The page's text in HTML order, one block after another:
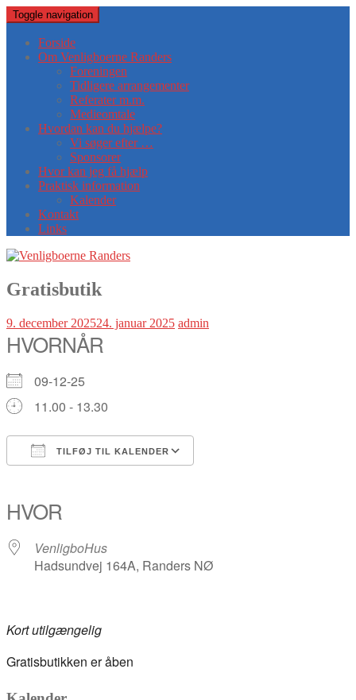
Toggle navigation
Forside
Om Venligboerne Randers
Foreningen
Tidligere arrangementer
Referater m.m.
Medieomtale
Hvordan kan du hjælpe?
Vi søger efter …
Sponsorer
Hvor kan jeg få hjælp
Praktisk information
Kalender
Kontakt
Links
Gratisbutik
9. december 202524. januar 2025 admin
HVORNÅR
09-12-25
11.00 - 13.30
TILFØJ TIL KALENDER
HVOR
VenligboHus
Hadsundvej 164A, Randers NØ
Kort utilgængelig
Gratisbutikken er åben